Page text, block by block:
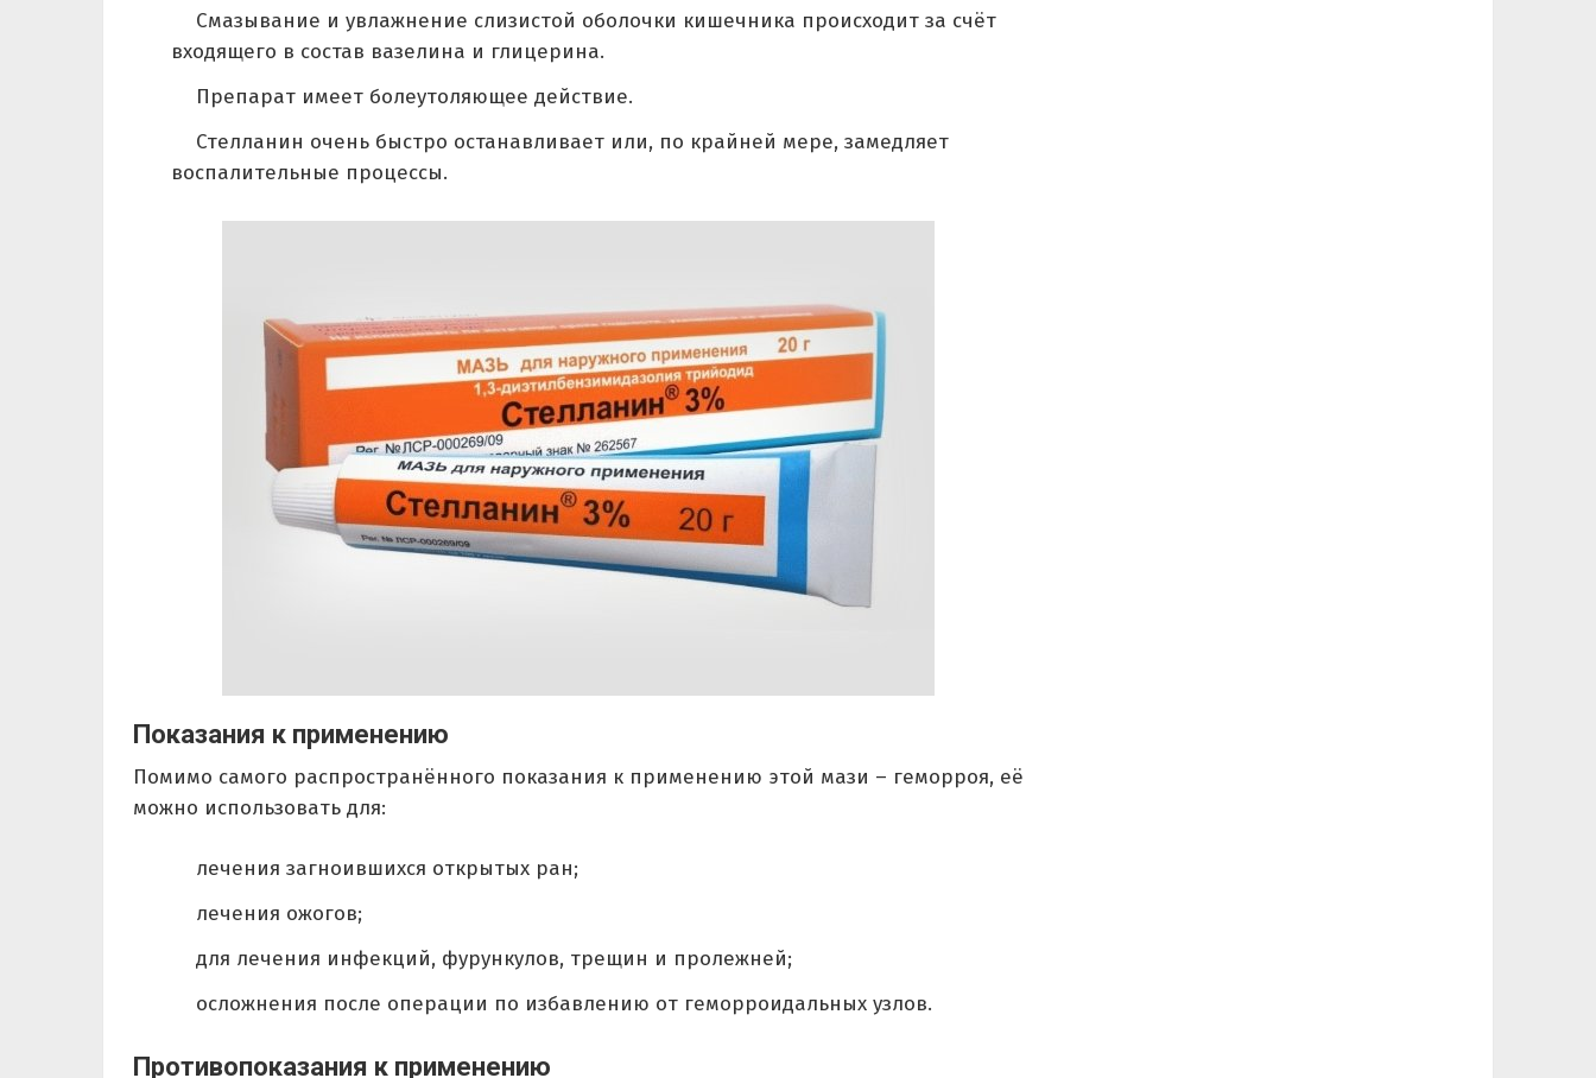
Смазывание и увлажнение слизистой оболочки кишечника происходит за счёт
входящего в состав вазелина и глицерина.
Препарат имеет болеутоляющее действие.
Стелланин очень быстро останавливает или, по крайней мере, замедляет
воспалительные процессы.
Показания к применению
Помимо самого распространённого показания к применению этой мази – геморроя, её
можно использовать для:
лечения загноившихся открытых ран;
лечения ожогов;
для лечения инфекций, фурункулов, трещин и пролежней;
осложнения после операции по избавлению от геморроидальных узлов.
Противопоказания к применению